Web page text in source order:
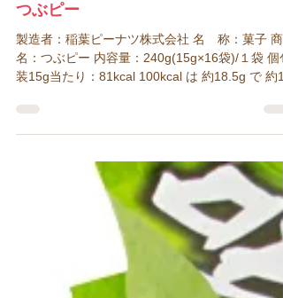
2018年4月24日
つぶピー
製造者：稲葉ピーナツ株式会社 名 称：菓子 商
装15g当たり：81kcal 100kcal は 約18.5g で 約